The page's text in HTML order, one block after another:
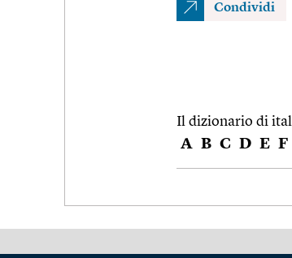
Condividi
Il dizionario di
A B C D E F